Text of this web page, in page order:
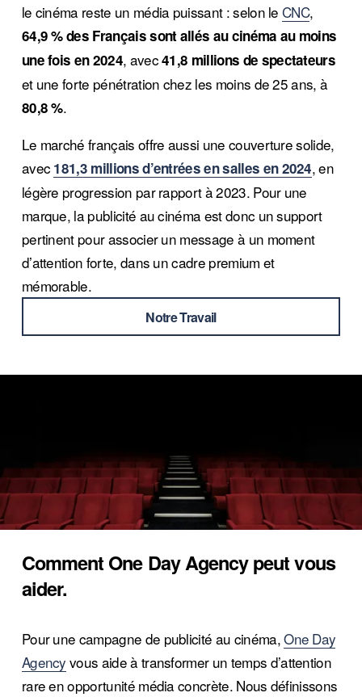
le cinéma reste un média puissant : selon le CNC
64,9 % des Français sont allés au cinéma au moins
une fois en 2024, avec 41,8 millions de spectateurs
80,8 %.
Le marché français offre aussi une couverture solide,
avec 181,3 millions d’entrées en salles en 2024, en
légère progression par rapport à 2023. Pour une
marque, la publicité au cinéma est donc un support
pertinent pour associer un message à un moment
d’attention forte, dans un cadre premium et
mémorable.
Notre Travail
Comment One Day Agency peut vous
aider.
Pour une campagne de publicité au cinéma, One Day
Agency vous aide à transformer un temps d’attention
rare en opportunité média concrète. Nous définissons